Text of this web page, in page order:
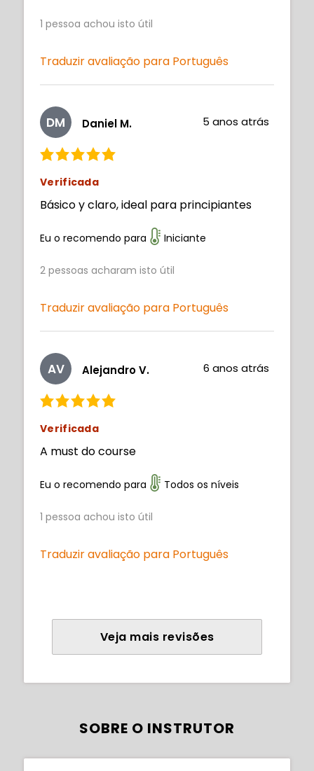
1 pessoa achou isto útil
Traduzir avaliação para Português
DM Daniel M. 5 anos atrás
Verificada
Básico y claro, ideal para principiantes
Eu o recomendo para Iniciante
2 pessoas acharam isto útil
Traduzir avaliação para Português
AV Alejandro V. 6 anos atrás
Verificada
A must do course
Eu o recomendo para Todos os níveis
1 pessoa achou isto útil
Traduzir avaliação para Português
Veja mais revisões
SOBRE O INSTRUTOR